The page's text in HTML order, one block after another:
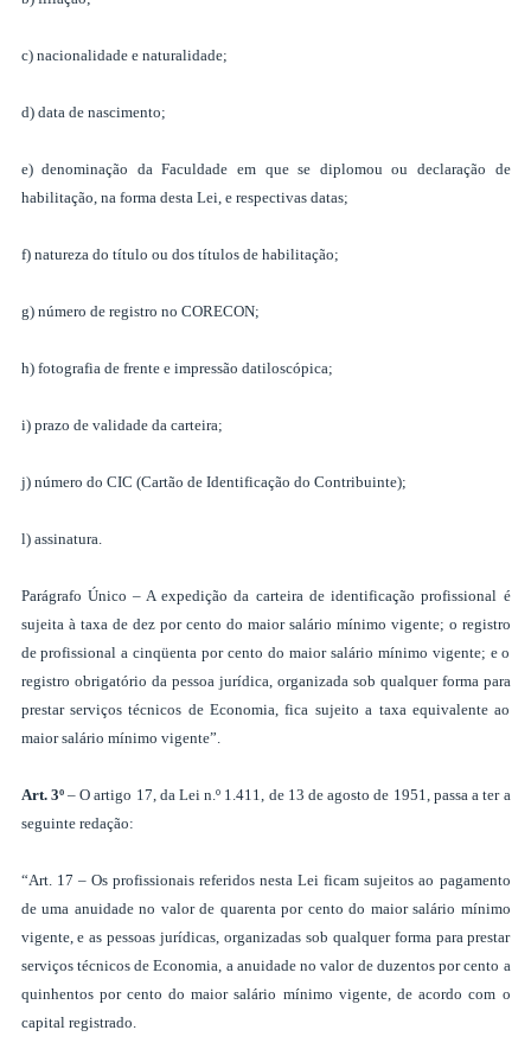
c) nacionalidade e naturalidade;
d) data de nascimento;
e) denominação da Faculdade em que se diplomou ou declaração de
habilitação, na forma desta Lei, e respectivas datas;
f) natureza do título ou dos títulos de habilitação;
g) número de registro no CORECON;
h) fotografia de frente e impressão datiloscópica;
i) prazo de validade da carteira;
j) número do CIC (Cartão de Identificação do Contribuinte);
l) assinatura.
Parágrafo Único – A expedição da carteira de identificação profissional é
sujeita à taxa de dez por cento do maior salário mínimo vigente; o registro
de profissional a cinqüenta por cento do maior salário mínimo vigente; e o
registro obrigatório da pessoa jurídica, organizada sob qualquer forma para
prestar serviços técnicos de Economia, fica sujeito a taxa equivalente ao
maior salário mínimo vigente”.
Art. 3º– O artigo 17, da Lei n.º 1.411, de 13 de agosto de 1951, passa a ter a
seguinte redação:
“Art. 17 – Os profissionais referidos nesta Lei ficam sujeitos ao pagamento
de uma anuidade no valor de quarenta por cento do maior salário mínimo
vigente, e as pessoas jurídicas, organizadas sob qualquer forma para prestar
serviços técnicos de Economia, a anuidade no valor de duzentos por cento a
quinhentos por cento do maior salário mínimo vigente, de acordo com o
capital registrado.